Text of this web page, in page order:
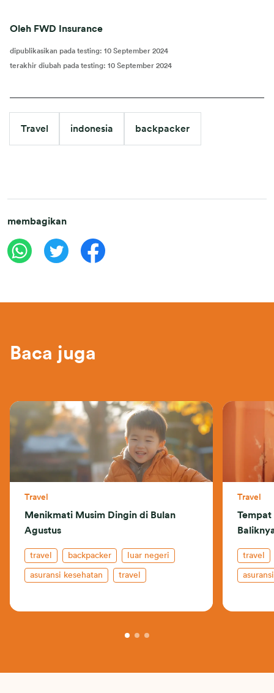
Oleh FWD Insurance
dipublikasikan pada testing: 10 September 2024
terakhir diubah pada testing: 10 September 2024
Travel indonesia backpacker
membagikan
Baca juga
Travel
Menikmati Musim Dingin di Bulan
Agustus
travel backpacker luar negeri
asuransi kesehatan travel
Travel
Tempat
travel